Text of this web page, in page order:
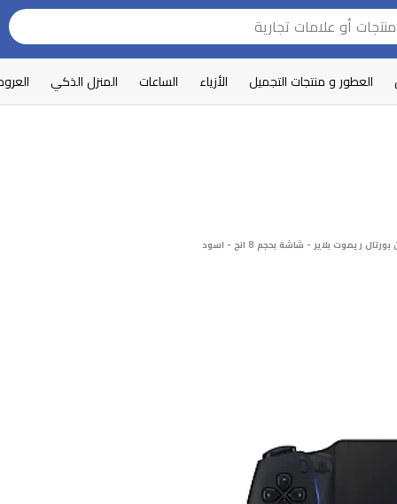
العطور و منتجات التجميل الأزياء الساعات المنزل الذكي
ريموت بلاير - شاشة بحجم 8 انج - اسود